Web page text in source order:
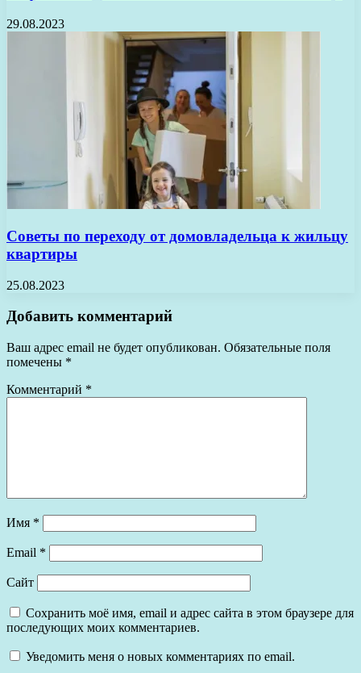
29.08.2023
Советы по переходу от домовладельца к жильцу
квартиры
25.08.2023
Добавить комментарий
Ваш адрес email не будет опубликован. Обязательные поля
помечены *
Комментарий *
Имя *
Email *
Сайт
Сохранить моё имя, email и адрес сайта в этом браузере для
последующих моих комментариев.
Уведомить меня о новых комментариях по email.